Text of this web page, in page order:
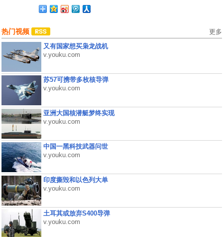
热门视频 更多
又有国家想买枭龙战机
v.youku.com
苏57可携带多枚核导弹
v.youku.com
亚洲大国核潜艇梦终实现
v.youku.com
中国一黑科技武器问世
v.youku.com
印度撕毁和以色列大单
v.youku.com
土耳其或放弃S400导弹
v.youku.com